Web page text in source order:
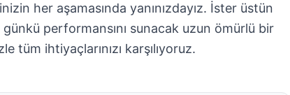
her aşamasında yanınızdayız. İster üstün
performansını sunacak uzun ömürlü bir
tüm ihtiyaçlarınızı karşılıyoruz.